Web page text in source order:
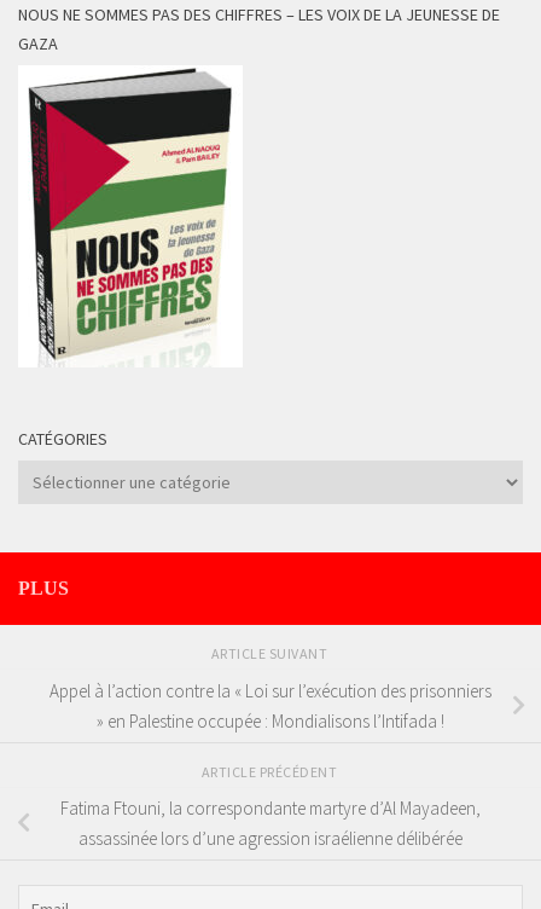
NOUS NE SOMMES PAS DES CHIFFRES – LES VOIX DE LA JEUNESSE DE
GAZA
CATÉGORIES
Catégories
PLUS
ARTICLE SUIVANT
Appel à l’action contre la « Loi sur l’exécution des prisonniers
» en Palestine occupée : Mondialisons l’Intifada !
ARTICLE PRÉCÉDENT
Fatima Ftouni, la correspondante martyre d’Al Mayadeen,
assassinée lors d’une agression israélienne délibérée